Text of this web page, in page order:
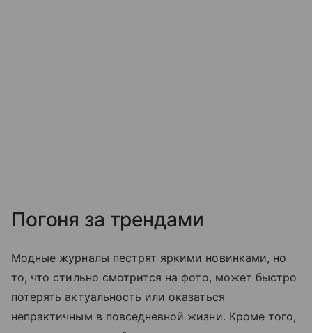
Погоня за трендами
Модные журналы пестрят яркими новинками, но
то, что стильно смотрится на фото, может быстро
потерять актуальность или оказаться
непрактичным в повседневной жизни. Кроме того,